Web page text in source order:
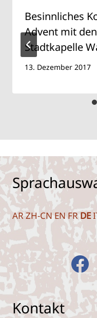
Besinn­li­ches
Advent mit
Stadt­ka­pel­le
13. Dezember 2017
ARZH-CNEN FRDE
Kontakt